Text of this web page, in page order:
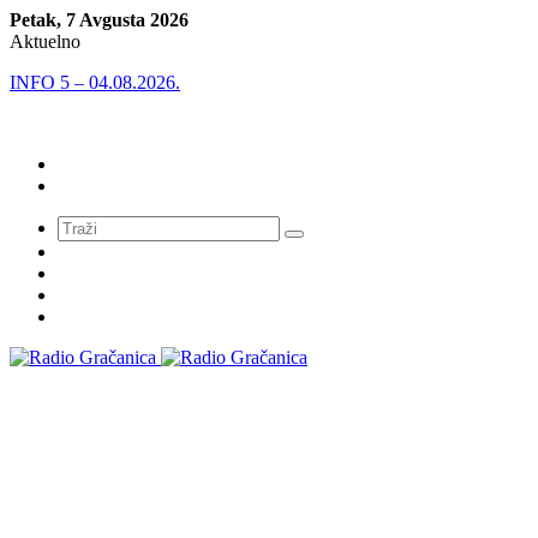
Petak, 7 Avgusta 2026
Aktuelno
INFO 5 – 04.08.2026.
Meni